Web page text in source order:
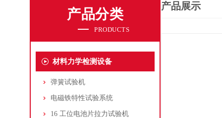
产品分类
PRODUCTS
材料力学检测设备
弹簧试验机
电磁铁特性试验系统
16 工位电池片拉力试验机
产品展示